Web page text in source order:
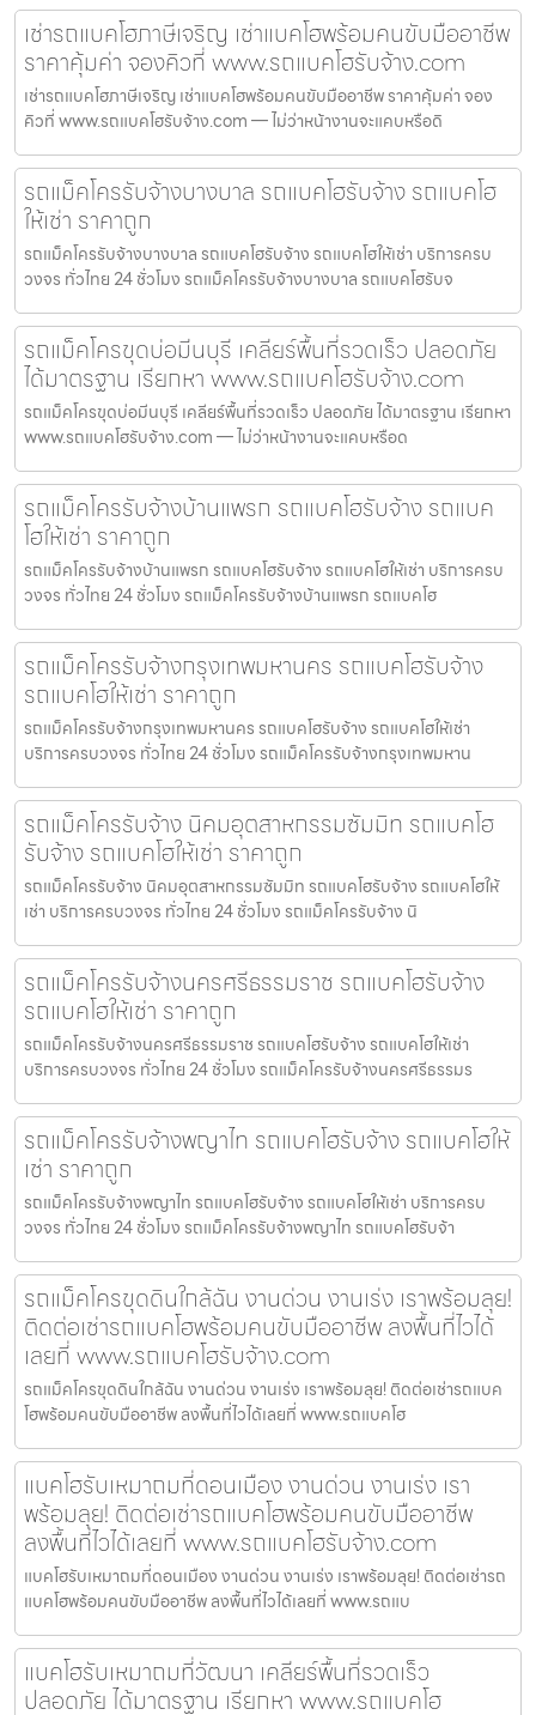
เช่ารถแบคโฮภาษีเจริญ เช่าแบคโฮพร้อมคนขับมืออาชีพ
ราคาคุ้มค่า จองคิวที่ www.รถแบคโฮรับจ้าง.com
เช่ารถแบคโฮภาษีเจริญ เช่าแบคโฮพร้อมคนขับมืออาชีพ ราคาคุ้มค่า จอง
คิวที่ www.รถแบคโฮรับจ้าง.com — ไม่ว่าหน้างานจะแคบหรือดิ
รถแม็คโครรับจ้างบางบาล รถแบคโฮรับจ้าง รถแบคโฮ
ให้เช่า ราคาถูก
รถแม็คโครรับจ้างบางบาล รถแบคโฮรับจ้าง รถแบคโฮให้เช่า บริการครบ
วงจร ทั่วไทย 24 ชั่วโมง รถแม็คโครรับจ้างบางบาล รถแบคโฮรับจ
รถแม็คโครขุดบ่อมีนบุรี เคลียร์พื้นที่รวดเร็ว ปลอดภัย
ได้มาตรฐาน เรียกหา www.รถแบคโฮรับจ้าง.com
รถแม็คโครขุดบ่อมีนบุรี เคลียร์พื้นที่รวดเร็ว ปลอดภัย ได้มาตรฐาน เรียกหา
www.รถแบคโฮรับจ้าง.com — ไม่ว่าหน้างานจะแคบหรือด
รถแม็คโครรับจ้างบ้านแพรก รถแบคโฮรับจ้าง รถแบค
โฮให้เช่า ราคาถูก
รถแม็คโครรับจ้างบ้านแพรก รถแบคโฮรับจ้าง รถแบคโฮให้เช่า บริการครบ
วงจร ทั่วไทย 24 ชั่วโมง รถแม็คโครรับจ้างบ้านแพรก รถแบคโฮ
รถแม็คโครรับจ้างกรุงเทพมหานคร รถแบคโฮรับจ้าง
รถแบคโฮให้เช่า ราคาถูก
รถแม็คโครรับจ้างกรุงเทพมหานคร รถแบคโฮรับจ้าง รถแบคโฮให้เช่า
บริการครบวงจร ทั่วไทย 24 ชั่วโมง รถแม็คโครรับจ้างกรุงเทพมหาน
รถแม็คโครรับจ้าง นิคมอุตสาหกรรมซัมมิท รถแบคโฮ
รับจ้าง รถแบคโฮให้เช่า ราคาถูก
รถแม็คโครรับจ้าง นิคมอุตสาหกรรมซัมมิท รถแบคโฮรับจ้าง รถแบคโฮให้
เช่า บริการครบวงจร ทั่วไทย 24 ชั่วโมง รถแม็คโครรับจ้าง นิ
รถแม็คโครรับจ้างนครศรีธรรมราช รถแบคโฮรับจ้าง
รถแบคโฮให้เช่า ราคาถูก
รถแม็คโครรับจ้างนครศรีธรรมราช รถแบคโฮรับจ้าง รถแบคโฮให้เช่า
บริการครบวงจร ทั่วไทย 24 ชั่วโมง รถแม็คโครรับจ้างนครศรีธรรมร
รถแม็คโครรับจ้างพญาไท รถแบคโฮรับจ้าง รถแบคโฮให้
เช่า ราคาถูก
รถแม็คโครรับจ้างพญาไท รถแบคโฮรับจ้าง รถแบคโฮให้เช่า บริการครบ
วงจร ทั่วไทย 24 ชั่วโมง รถแม็คโครรับจ้างพญาไท รถแบคโฮรับจ้า
รถแม็คโครขุดดินใกล้ฉัน งานด่วน งานเร่ง เราพร้อมลุย!
ติดต่อเช่ารถแบคโฮพร้อมคนขับมืออาชีพ ลงพื้นที่ไวได้
เลยที่ www.รถแบคโฮรับจ้าง.com
รถแม็คโครขุดดินใกล้ฉัน งานด่วน งานเร่ง เราพร้อมลุย! ติดต่อเช่ารถแบค
โฮพร้อมคนขับมืออาชีพ ลงพื้นที่ไวได้เลยที่ www.รถแบคโฮ
แบคโฮรับเหมาถมที่ดอนเมือง งานด่วน งานเร่ง เรา
พร้อมลุย! ติดต่อเช่ารถแบคโฮพร้อมคนขับมืออาชีพ
ลงพื้นที่ไวได้เลยที่ www.รถแบคโฮรับจ้าง.com
แบคโฮรับเหมาถมที่ดอนเมือง งานด่วน งานเร่ง เราพร้อมลุย! ติดต่อเช่ารถ
แบคโฮพร้อมคนขับมืออาชีพ ลงพื้นที่ไวได้เลยที่ www.รถแบ
แบคโฮรับเหมาถมที่วัฒนา เคลียร์พื้นที่รวดเร็ว
ปลอดภัย ได้มาตรฐาน เรียกหา www.รถแบคโฮ